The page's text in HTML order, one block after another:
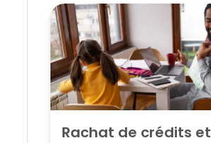
Rachat de crédits et